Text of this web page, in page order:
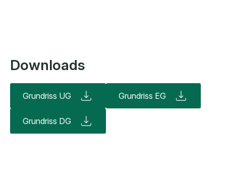
Downloads
Grundriss UG Grundriss EG
Grundriss DG